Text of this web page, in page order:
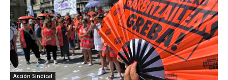
Acción Sindical